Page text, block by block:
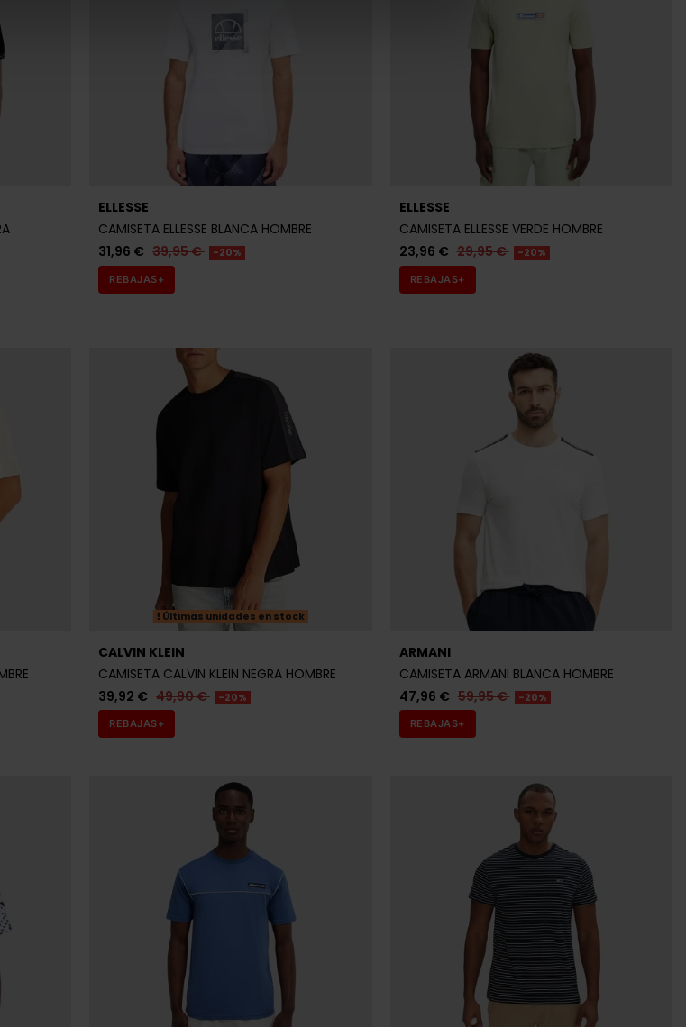
ELLESSE
CAMISETA ELLESSE BLANCA HOMBRE
31,96 € 39,95 € -20%
REBAJAS+
ELLESSE
CAMISETA ELLESSE VERDE HOMBRE
23,96 € 29,95 € -20%
REBAJAS+
Últimas unidades en stock
CALVIN KLEIN
CAMISETA CALVIN KLEIN NEGRA HOMBRE
39,92 € 49,90 € -20%
REBAJAS+
ARMANI
CAMISETA ARMANI BLANCA HOMBRE
47,96 € 59,95 € -20%
REBAJAS+